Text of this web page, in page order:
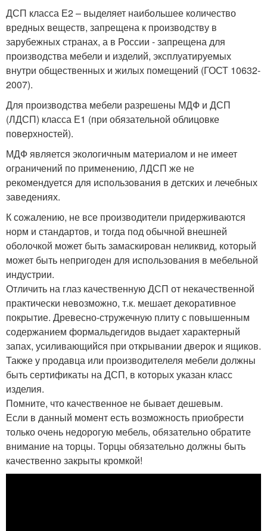
ДСП класса Е2 – выделяет наибольшее количество
вредных веществ, запрещена к производству в
зарубежных странах, а в России - запрещена для
производства мебели и изделий, эксплуатируемых
внутри общественных и жилых помещений (ГОСТ 10632-
2007).
Для производства мебели разрешены МДФ и ДСП
(ЛДСП) класса Е1 (при обязательной облицовке
поверхностей).
МДФ является экологичным материалом и не имеет
ограничений по применению, ЛДСП же не
рекомендуется для использования в детских и лечебных
заведениях.
К сожалению, не все производители придерживаются
норм и стандартов, и тогда под обычной внешней
оболочкой может быть замаскирован неликвид, который
может быть непригоден для использования в мебельной
индустрии.
Отличить на глаз качественную ДСП от некачественной
практически невозможно, т.к. мешает декоративное
покрытие. Древесно-стружечную плиту с повышенным
содержанием формальдегидов выдает характерный
запах, усиливающийся при открывании дверок и ящиков.
Также у продавца или производителеля мебели должны
быть сертификаты на ДСП, в которых указан класс
изделия.
Помните, что качественное не бывает дешевым.
Если в данный момент есть возможность приобрести
только очень недорогую мебель, обязательно обратите
внимание на торцы. Торцы обязательно должны быть
качественно закрыты кромкой!